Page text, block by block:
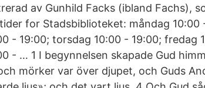
av Gunhild Facks (ibland Fachs),
for Stadsbiblioteket: måndag 10:00
- 19:00; torsdag 10:00 - 19:00; fredag
- … 1 I begynnelsen skapade Gud
mörker var över djupet, och Guds